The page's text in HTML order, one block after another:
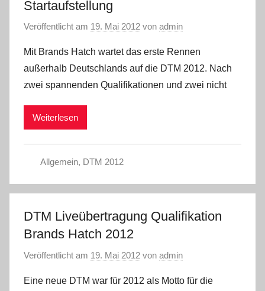
Startaufstellung
Veröffentlicht am 19. Mai 2012 von admin
Mit Brands Hatch wartet das erste Rennen
außerhalb Deutschlands auf die DTM 2012. Nach
zwei spannenden Qualifikationen und zwei nicht
Weiterlesen
Allgemein, DTM 2012
DTM Liveübertragung Qualifikation
Brands Hatch 2012
Veröffentlicht am 19. Mai 2012 von admin
Eine neue DTM war für 2012 als Motto für die